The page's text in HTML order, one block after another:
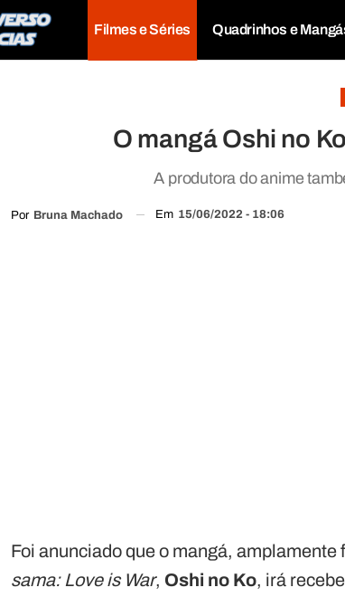
Filmes e Séries Quadrinhos e
O mangá Oshi no
A produtora do anime
Por Bruna Machado Em 15/06/2022 - 18:06
Foi anunciado que o mangá,
sama: Love is War, Oshi no Ko, irá